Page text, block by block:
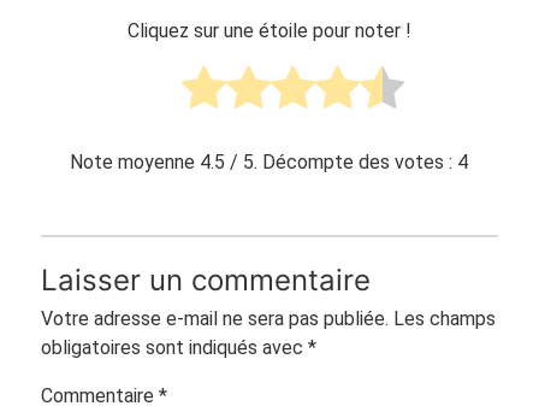
Cliquez sur une étoile pour noter !
Note moyenne 4.5 / 5. Décompte des votes : 4
Laisser un commentaire
Votre adresse e-mail ne sera pas publiée. Les champs
obligatoires sont indiqués avec *
Commentaire *